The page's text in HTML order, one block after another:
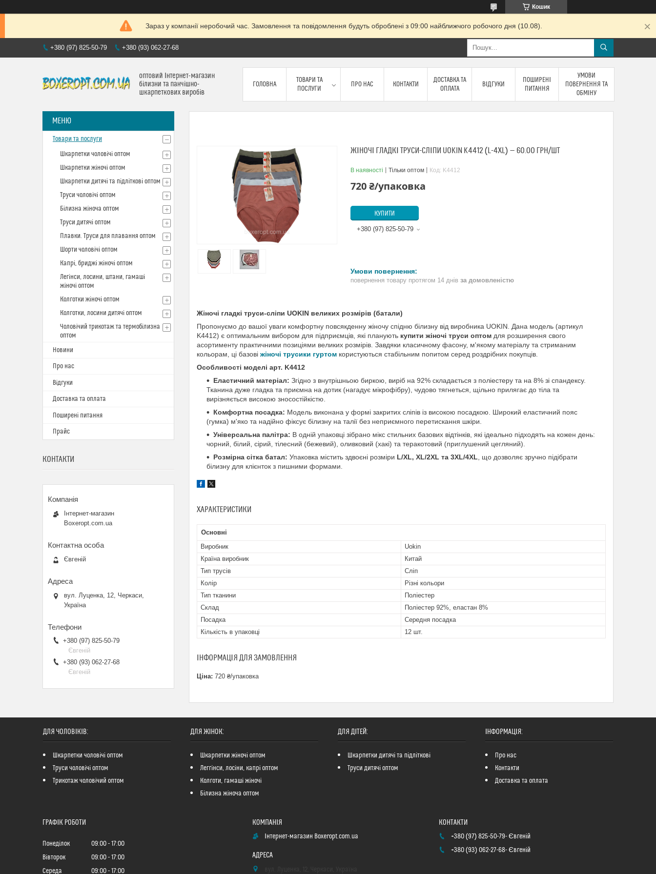
Кошик
Зараз у компанії неробочий час. Замовлення та повідомлення будуть оброблені з 09:00 найближчого робочого дня (10.08).
+380 (97) 825-50-79 +380 (93) 062-27-68
оптовий Інтернет-магазин
білизни та панчішно-
шкарпеткових виробів
ГОЛОВНА
ТОВАРИ ТА
ПОСЛУГИ
ПРО НАС КОНТАКТИ
ДОСТАВКА ТА
ОПЛАТА
ВІДГУКИ
ПОШИРЕНІ
ПИТАННЯ
УМОВИ
ПОВЕРНЕННЯ ТА
ОБМІНУ
ЖІНОЧІ ГЛАДКІ ТРУСИ-СЛІПИ UOKIN K4412 (L-4XL) — 60.00 ГРН/ШТ
В наявності Тільки оптом Код: K4412
720 ₴/упаковка
КУПИТИ
+380 (97) 825-50-79
повернення товару протягом 14 днів за домовленістю
Жіночі гладкі труси-сліпи UOKIN великих розмірів (батали)
Пропонуємо до вашої уваги комфортну повсякденну жіночу спідню білизну від виробника UOKIN. Дана модель (артикул
K4412) є оптимальним вибором для підприємців, які планують купити жіночі труси оптом для розширення свого
асортименту практичними позиціями великих розмірів. Завдяки класичному фасону, м'якому матеріалу та стриманим
кольорам, ці базові жіночі трусики гуртом користуються стабільним попитом серед роздрібних покупців.
Особливості моделі арт. K4412
Еластичний матеріал: Згідно з внутрішньою биркою, виріб на 92% складається з поліестеру та на 8% зі спандексу.
Тканина дуже гладка та приємна на дотик (нагадує мікрофібру), чудово тягнеться, щільно прилягає до тіла та
вирізняється високою зносостійкістю.
Комфортна посадка: Модель виконана у формі закритих сліпів із високою посадкою. Широкий еластичний пояс
(гумка) м'яко та надійно фіксує білизну на талії без неприємного перетискання шкіри.
Універсальна палітра: В одній упаковці зібрано мікс стильних базових відтінків, які ідеально підходять на кожен день:
чорний, білий, сірий, тілесний (бежевий), оливковий (хакі) та теракотовий (приглушений цегляний).
Розмірна сітка батал: Упаковка містить здвоєні розміри L/XL, XL/2XL та 3XL/4XL , що дозволяє зручно підібрати
білизну для клієнток з пишними формами.
ХАРАКТЕРИСТИКИ
Основні
Виробник
Uokin
Країна виробник
Китай
Тип трусів
Сліп
Колір
Різні кольори
Тип тканини
Поліестер
Склад
Поліестер 92%, еластан 8%
Посадка
Середня посадка
Кількість в упаковці
12 шт.
ІНФОРМАЦІЯ ДЛЯ ЗАМОВЛЕННЯ
Ціна: 720 ₴/упаковка
Товари та послуги
Шкарпетки чоловічі оптом
Шкарпетки жіночі оптом
Шкарпетки дитячі та підліткові оптом
Труси чоловічі оптом
Білизна жіноча оптом
Труси дитячі оптом
Плавки. Труси для плавання оптом
Шорти чоловічі оптом
Капрі, бриджі жіночі оптом
Легінси, лосини, штани, гамаші
жіночі оптом
Колготки жіночі оптом
Колготки, лосини дитячі оптом
Чоловічий трикотаж та термобілизна
оптом
Новини
Про нас
Відгуки
Доставка та оплата
Поширені питання
Прайс
КОНТАКТИ
Інтернет-магазин
Boxeropt.com.ua
Євгеній
вул. Луценка, 12, Черкаси,
Україна
+380 (97) 825-50-79
Євгеній
+380 (93) 062-27-68
Євгеній
ДЛЯ ЧОЛОВІКІВ:
Шкарпетки чоловічі оптом
Труси чоловічі оптом
Трикотаж чоловічий оптом
ДЛЯ ЖІНОК:
Шкарпетки жіночі оптом
Леггінси, лосіни, капрі оптом
Колготи, гамаші жіночі
Білизна жіноча оптом
ДЛЯ ДІТЕЙ:
Шкарпетки дитячі та підліткові
Труси дитячі оптом
ІНФОРМАЦІЯ:
Про нас
Контакти
Доставка та оплата
ГРАФІК РОБОТИ
Понеділок 09:00
17:00
Вівторок
09:00
17:00
Середа
09:00 17:00
Інтернет-магазин Boxeropt.com.ua +380 (97) 825-50-79 Євгеній
+380 (93) 062-27-68 Євгеній